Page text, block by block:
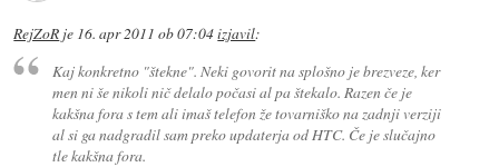
RejZoR je 16. apr 2011 ob 07:04izjavil:
Kaj konkretno "štekne". Neki govorit na splošno je brezveze, ker
men ni še nikoli nič delalo počasi al pa štekalo. Razen če je
kakšna fora s tem ali imaš telefon že tovarniško na zadnji verziji
al si ga nadgradil sam preko updaterja od HTC. Če je slučajno
tle kakšna fora.